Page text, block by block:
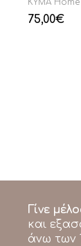
KYMA Home
75,00€
Γίνε
και
άνω των